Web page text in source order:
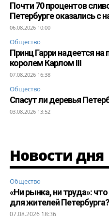
Почти 70 процентов
Петербурге оказались с
06.08.2026 10:00
Общество
Принц Гарри надеется на
королем Карлом III
07.08.2026 16:38
Общество
Спасут ли деревья
03.08.2026 13:52
Новости дня
Общество
«Ни рынка, ни труда»:
для жителей Петербурга?
07.08.2026 18:36